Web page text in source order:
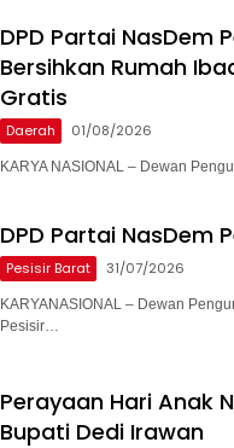
DPD Partai NasDem
Bersihkan Rumah
Gratis
Daerah 01/08/2026
KARYA NASIONAL – Dewan
DPD Partai NasDem
Pesisir Barat 31/07/2026
KARYANASIONAL – Dewan
Pesisir…
Perayaan Hari Anak
Bupati Dedi Irawan